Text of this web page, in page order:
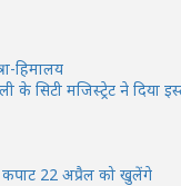
हिमालय
के सिटी मजिस्ट्रेट ने दिया
22 अप्रैल को खुलेंगे